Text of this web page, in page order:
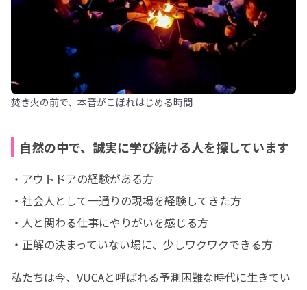
焚き火の前で、本音がこぼれはじめる時間
自然の中で、誠実に学び続ける人を探しています
・アウトドアの経験がある方
・社会人として一通りの現場を経験してきた方
・人と関わる仕事にやりがいを感じる方
・正解の決まっていない場に、少しワクワクできる方
私たちは今、VUCAと呼ばれる予測困難な時代に生きてい